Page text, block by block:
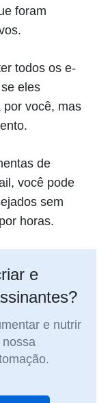
foram
todos os e-
eles
por você, mas
de
você pode
sem
horas.
e
e nutrir